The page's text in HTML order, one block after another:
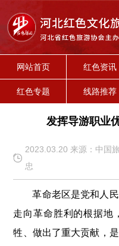
网站首页 红色资讯
红色专题 线路推荐
发挥导游职业
2023.03.20 来源：中国
忠
革命老区是党和人
走向革命胜利的根据地
牲、做出了重大贡献，